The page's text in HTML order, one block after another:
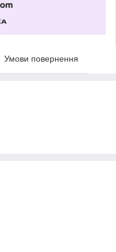
Умови повернення